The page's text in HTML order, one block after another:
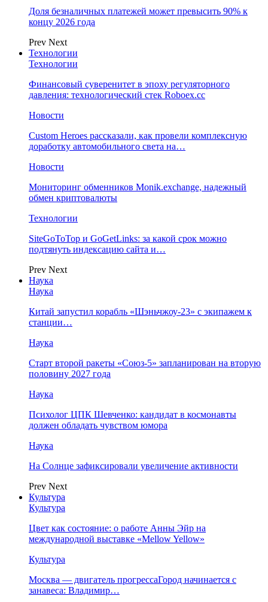
Доля безналичных платежей может превысить 90% к
концу 2026 года
Prev Next
Технологии
Технологии
Финансовый суверенитет в эпоху регуляторного
давления: технологический стек Roboex.cc
Новости
Custom Heroes рассказали, как провели комплексную
доработку автомобильного света на…
Новости
Мониторинг обменников Monik.exchange, надежный
обмен криптовалюты
Технологии
SiteGoToTop и GoGetLinks: за какой срок можно
подтянуть индексацию сайта и…
Prev Next
Наука
Наука
Китай запустил корабль «Шэньчжоу-23» с экипажем к
станции…
Наука
Старт второй ракеты «Союз-5» запланирован на вторую
половину 2027 года
Наука
Психолог ЦПК Шевченко: кандидат в космонавты
должен обладать чувством юмора
Наука
На Солнце зафиксировали увеличение активности
Prev Next
Культура
Культура
Цвет как состояние: о работе Анны Эйр на
международной выставке «Mellow Yellow»
Культура
Москва — двигатель прогрессаГород начинается с
занавеса: Владимир…